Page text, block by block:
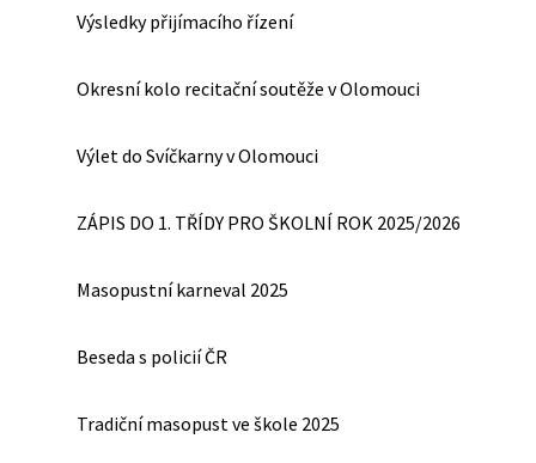
Výsledky přijímacího řízení
Okresní kolo recitační soutěže v Olomouci
Výlet do Svíčkarny v Olomouci
ZÁPIS DO 1. TŘÍDY PRO ŠKOLNÍ ROK 2025/2026
Masopustní karneval 2025
Beseda s policií ČR
Tradiční masopust ve škole 2025